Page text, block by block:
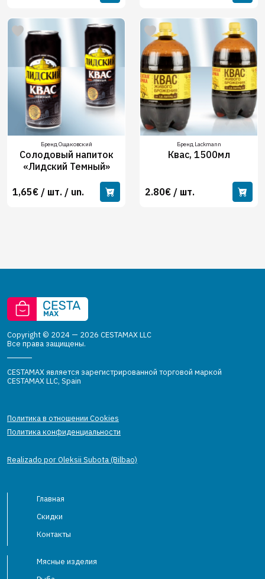
Бренд Ощаковский
Солодовый напиток
«Лидский Темный»
1,65€ / шт. / un.
Бренд Lackmann
Квас, 1500мл
2.80€ / шт.
Copyright © 2024 — 2026 CESTAMAX LLC
Все права защищены.
CESTAMAX является зарегистрированной торговой маркой
CESTAMAX LLC, Spain
Политика в отношении Cookies
Политика конфиденциальности
Realizado por Oleksii Subota (Bilbao)
Главная
Скидки
Контакты
Мясные изделия